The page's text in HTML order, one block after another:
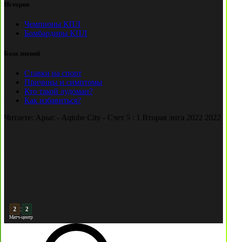
История
Чемпионы КПЛ
Бомбардиры КПЛ
База знаний
Ставки на спорт
Причины и симптомы
Кто такой лудоман?
Как избавиться?
Читаете: Арыс - Aqtobe City - Счет 5 : 1 Вторая лига 2022 2022
3 : 2
Матч-центр